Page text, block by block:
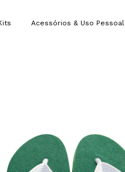
Acessórios & Uso Pessoal